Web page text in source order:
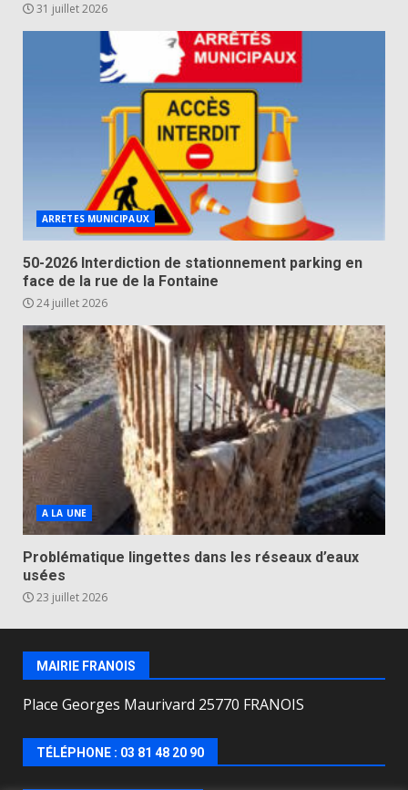
31 juillet 2026
ARRETES MUNICIPAUX
50-2026 Interdiction de stationnement parking en
face de la rue de la Fontaine
24 juillet 2026
A LA UNE
Problématique lingettes dans les réseaux d’eaux
usées
23 juillet 2026
MAIRIE FRANOIS
Place Georges Maurivard 25770 FRANOIS
TÉLÉPHONE : 03 81 48 20 90